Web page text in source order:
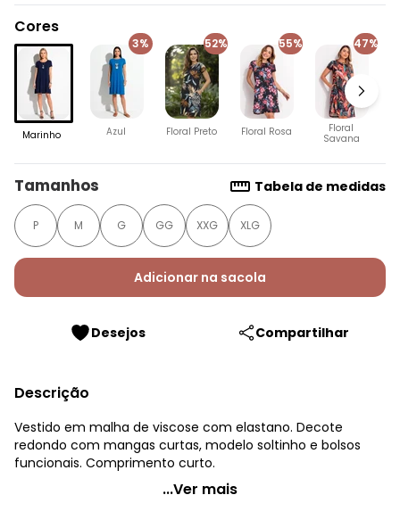
Cores
Marinho
3%
Azul
52%
Floral Preto
55%
Floral Rosa
47%
Floral
Savana
Tamanhos Tabela de medidas
P M G GG XXG XLG
Adicionar na sacola
Desejos Compartilhar
Descrição
Vestido em malha de viscose com elastano. Decote
redondo com mangas curtas, modelo soltinho e bolsos
funcionais. Comprimento curto.
Quintess - Vestido Marinho com Bolsos e Mangas
...Ver mais